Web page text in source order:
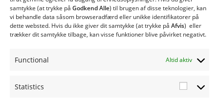
samtykke (at trykke på Godkend Alle) til brugen af ​​disse teknologier, kan
vi behandle data såsom browseradfærd eller unikke identifikatorer på
dette websted. Hvis du ikke giver dit samtykke (at trykke på Afvis) eller
trækker dit samtykke tilbage, kan visse funktioner blive påvirket negativt.
Functional Altid aktiv
Statistics
Quatro 2 Silo
Twinheat Rotag Flisudmader
Twinheat Skrabeanlæg
Øvrige produkter